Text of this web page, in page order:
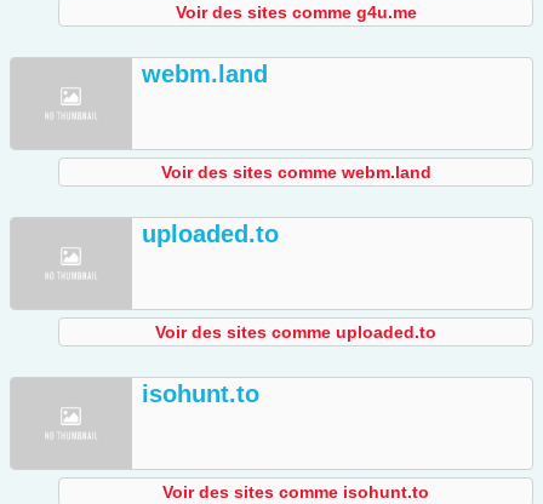
Voir des sites comme g4u.me
webm.land
Voir des sites comme webm.land
uploaded.to
Voir des sites comme uploaded.to
isohunt.to
Voir des sites comme isohunt.to